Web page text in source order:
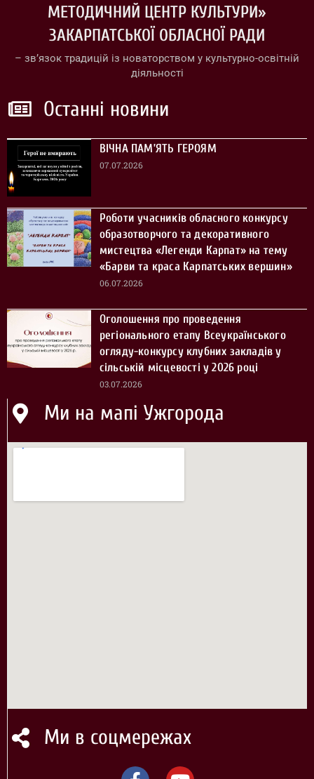
МЕТОДИЧНИЙ ЦЕНТР КУЛЬТУРИ»
ЗАКАРПАТСЬКОЇ ОБЛАСНОЇ РАДИ
– зв’язок традицій із новаторством у культурно-освітній
діяльності
Останні новини
ВІЧНА ПАМ’ЯТЬ ГЕРОЯМ
07.07.2026
Роботи учасників обласного конкурсу
образотворчого та декоративного
мистецтва «Легенди Карпат» на тему
«Барви та краса Карпатських вершин»
06.07.2026
Оголошення про проведення
регіонального етапу Всеукраїнського
огляду-конкурсу клубних закладів у
сільській місцевості у 2026 році
03.07.2026
Ми на мапі Ужгорода
Ми в соцмережах